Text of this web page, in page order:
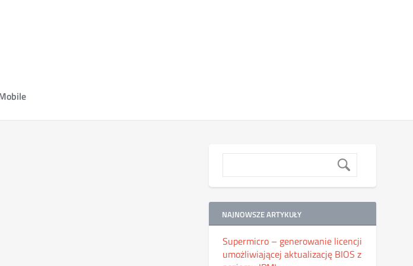
NAJNOWSZE ARTYKUŁY
Supermicro – generowanie licencji
umożliwiającej aktualizację BIOS z